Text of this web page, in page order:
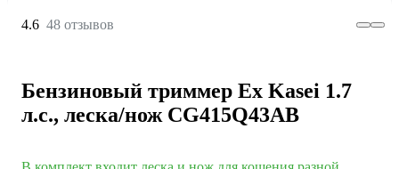
4.6 48 отзывов
Бензиновый триммер Ex Kasei 1.7
л.с., леска/нож CG415Q43AB